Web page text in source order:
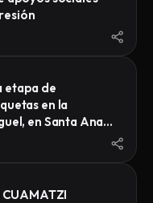
etapa de
en la
en Santa Ana